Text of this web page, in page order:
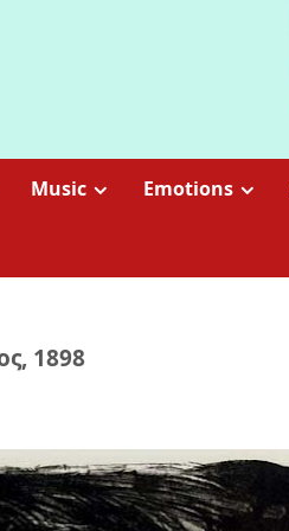
Music Emotions
1898